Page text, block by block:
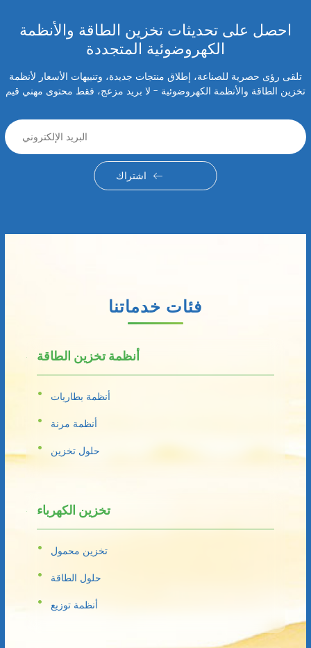
احصل على تحديثات تخزين الطاقة والأنظمة
الكهروضوئية المتجددة
تلقى رؤى حصرية للصناعة، إطلاق منتجات جديدة، وتنبيهات الأسعار لأنظمة
تخزين الطاقة والأنظمة الكهروضوئية - لا بريد مزعج، فقط محتوى مهني قيم
اشتراك
فئات خدماتنا
أنظمة تخزين الطاقة
أنظمة بطاريات
أنظمة مرنة
حلول تخزين
تخزين الكهرباء
تخزين محمول
حلول الطاقة
أنظمة توزيع